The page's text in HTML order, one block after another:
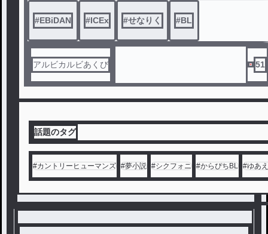
ル
#EBiDAN #ICEx #せなりく #BL
アルビカルビあくび 51
話題のタグ
#カントリーヒューマンズ #夢小説 #シクフォニ #からぴちBL #ゆあ